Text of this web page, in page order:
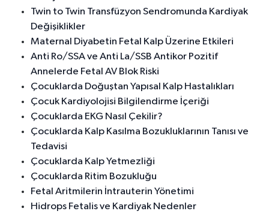
Twin to Twin Transfüzyon Sendromunda Kardiyak
Değişiklikler
Maternal Diyabetin Fetal Kalp Üzerine Etkileri
Anti Ro/SSA ve Anti La/SSB Antikor Pozitif
Annelerde Fetal AV Blok Riski
Çocuklarda Doğuştan Yapısal Kalp Hastalıkları
Çocuk Kardiyolojisi Bilgilendirme İçeriği
Çocuklarda EKG Nasıl Çekilir?
Çocuklarda Kalp Kasılma Bozukluklarının Tanısı ve
Tedavisi
Çocuklarda Kalp Yetmezliği
Çocuklarda Ritim Bozukluğu
Fetal Aritmilerin İntrauterin Yönetimi
Hidrops Fetalis ve Kardiyak Nedenler